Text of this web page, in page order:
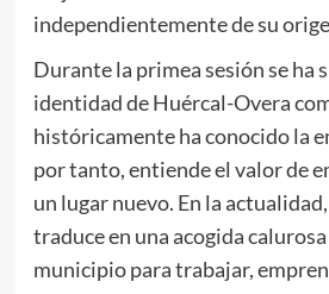
independientemente de su
Durante la primea sesión se ha
identidad de Huércal-Overa
históricamente ha conocido la
por tanto, entiende el valor de
un lugar nuevo. En la
traduce en una acogida
municipio para trabajar,